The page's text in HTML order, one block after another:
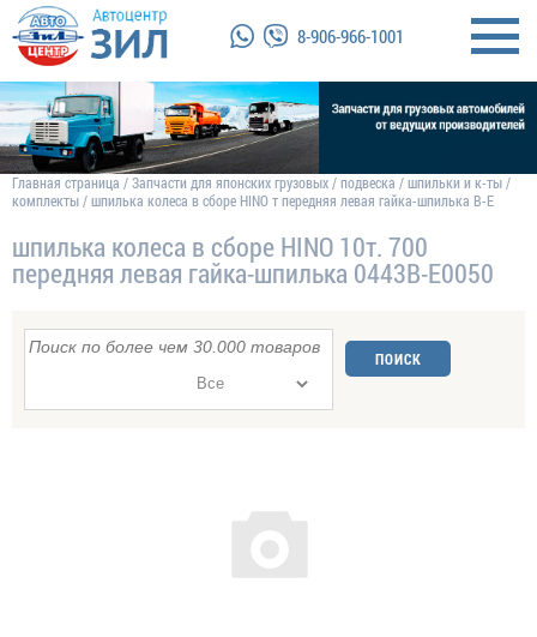
8-906-966-1001
Главная страница /Запчасти для японских грузовых/подвеска /шпильки и к-ты/
комплекты/шпилька колеса в сборе HINO т передняя левая гайка-шпилька B-E
шпилька колеса в сборе HINO 10т. 700
передняя левая гайка-шпилька 0443B-E0050